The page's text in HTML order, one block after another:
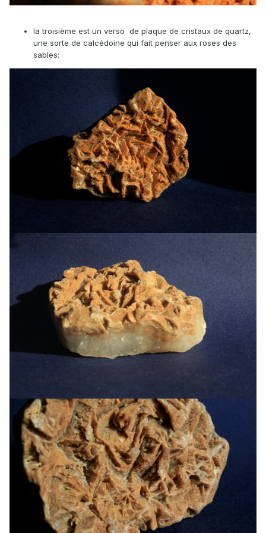
la troisième est un verso de plaque de cristaux de quartz,
une sorte de calcédoine qui fait penser aux roses des
sables: